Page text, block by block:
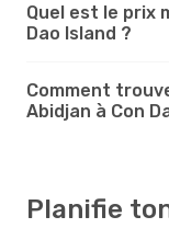
Quel est le prix
Dao Island ?
Comment
Abidjan à Con
Planifie